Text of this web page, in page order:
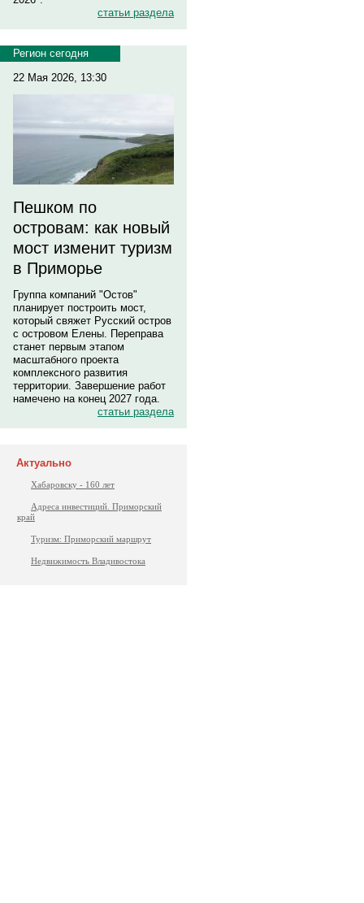
статьи раздела
Регион сегодня
22 Мая 2026, 13:30
Пешком по
островам: как новый
мост изменит туризм
в Приморье
Группа компаний "Остов"
планирует построить мост,
который свяжет Русский остров
с островом Елены. Переправа
станет первым этапом
масштабного проекта
комплексного развития
территории. Завершение работ
намечено на конец 2027 года.
статьи раздела
Актуально
Хабаровску - 160 лет
Адреса инвестиций. Приморский
край
Туризм: Приморский маршрут
Недвижимость Владивостока